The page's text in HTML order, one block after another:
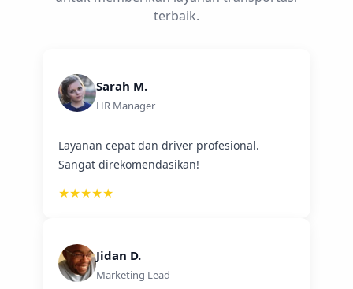
terbaik.
Sarah M.
HR Manager
Layanan cepat dan driver profesional.
Sangat direkomendasikan!
★★★★★
Jidan D.
Marketing Lead